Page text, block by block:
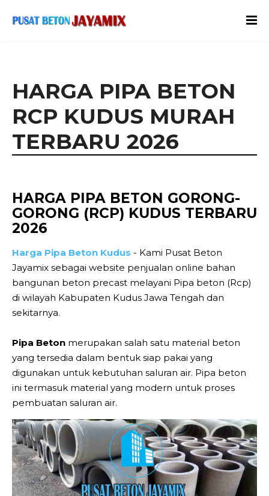
HARGA PIPA BETON
RCP KUDUS MURAH
TERBARU 2026
HARGA PIPA BETON GORONG-
GORONG (RCP) KUDUS TERBARU
2026
Harga Pipa Beton Kudus - Kami Pusat Beton
Jayamix sebagai website penjualan online bahan
bangunan beton precast melayani Pipa beton (Rcp)
di wilayah Kabupaten Kudus Jawa Tengah dan
sekitarnya.
Pipa Beton merupakan salah satu material beton
yang tersedia dalam bentuk siap pakai yang
digunakan untuk kebutuhan saluran air. Pipa beton
ini termasuk material yang modern untuk proses
pembuatan saluran air.